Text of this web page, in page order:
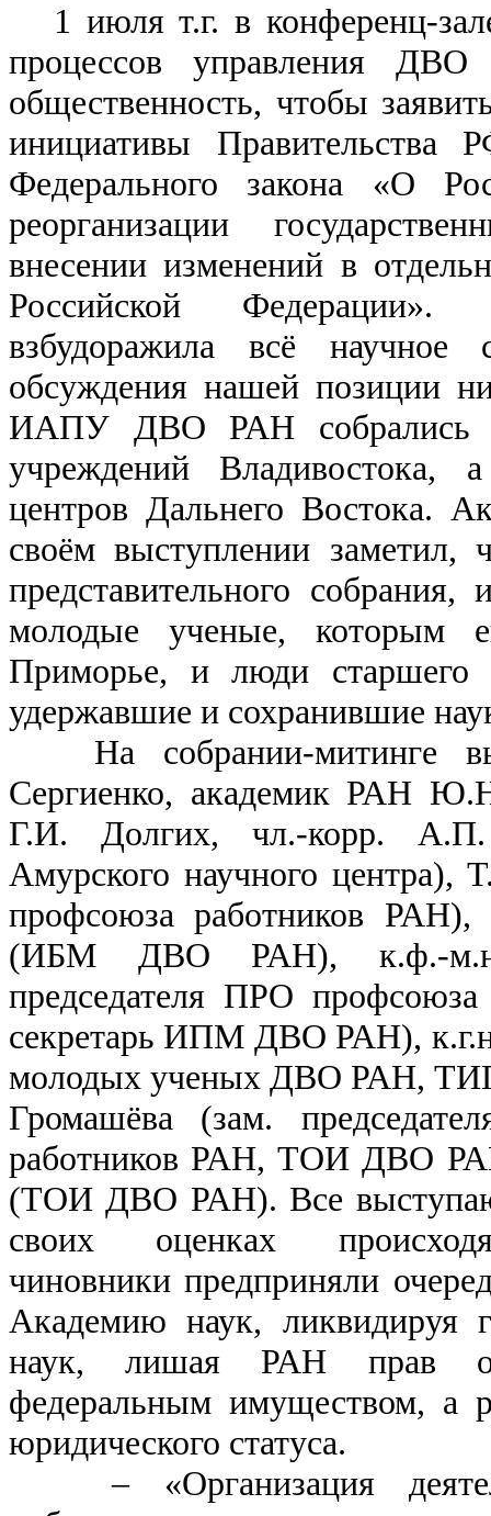
1 июля т.г. в конференц-
процессов управления
общественность, чтобы
инициативы Правительства
Федерального закона «О
реорганизации
внесении изменений в
Российской Федерации».
взбудоражила всё научное
обсуждения нашей позиции
ИАПУ ДВО РАН собрались
учреждений Владивостока,
центров Дальнего Востока.
своём выступлении заметил,
представительного
молодые ученые, которым
Приморье, и люди старшего
удержавшие и сохранившие
На собрании-митинге
Сергиенко, академик РАН
Г.И. Долгих, чл.-корр. А.П.
Амурского научного центра),
профсоюза работников
(ИБМ ДВО РАН), к.ф.-
председателя ПРО
секретарь ИПМ ДВО РАН),
молодых ученых ДВО РАН,
Громашёва (зам.
работников РАН, ТОИ ДВО
(ТОИ ДВО РАН). Все
своих оценках
чиновники предприняли
Академию наук, ликвидируя
наук, лишая РАН прав
федеральным имуществом, а
юридического статуса.
– «Организация